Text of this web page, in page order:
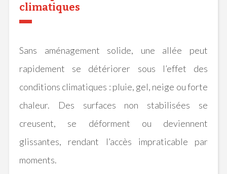
climatiques
Sans aménagement solide, une allée peut
rapidement se détériorer sous l’effet des
conditions climatiques : pluie, gel, neige ou forte
chaleur. Des surfaces non stabilisées se
creusent, se déforment ou deviennent
glissantes, rendant l’accès impraticable par
moments.